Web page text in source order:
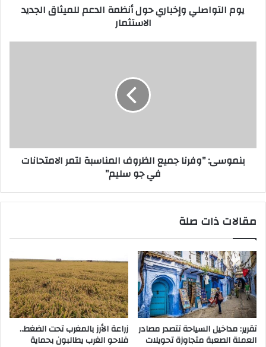
يوم التواصلي وإخباري حول أنظمة الدعم للميثاق الجديد
الاستثمار
بنموسى: ’’وفرنا جميع الظروف المناسبة لتمر الامتحانات
في جو سليم’’
مقالات ذات صلة
تقرير: مداخيل السياحة تتصدر مصادر
العملة الصعبة متجاوزة تحويلات
زراعة الأرز بالمغرب تحت الضغط..
فلاحو الغرب يطالبون بحماية